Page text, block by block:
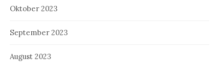
Oktober 2023
September 2023
August 2023